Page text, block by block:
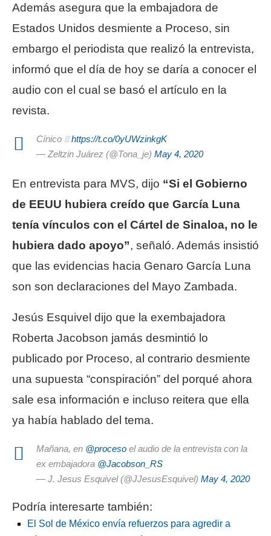
Además asegura que la embajadora de
Estados Unidos desmiente a Proceso, sin
embargo el periodista que realizó la entrevista,
informó que el día de hoy se daría a conocer el
audio con el cual se basó el artículo en la
revista.
Cínico ❕❕https://t.co/0yUWzinkgK
— Zeltzin Juárez (@Tona_je) May 4, 2020
En entrevista para MVS, dijo “Si el Gobierno
de EEUU hubiera creído que García Luna
tenía vínculos con el Cártel de Sinaloa, no le
hubiera dado apoyo”, señaló. Además insistió
que las evidencias hacia Genaro García Luna
son son declaraciones del Mayo Zambada.
Jesús Esquivel dijo que la exembajadora
Roberta Jacobson jamás desmintió lo
publicado por Proceso, al contrario desmiente
una supuesta “conspiración” del porqué ahora
sale esa información e incluso reitera que ella
ya había hablado del tema.
Mañana, en @proceso el audio de la entrevista con la
ex embajadora @Jacobson_RS
— J. Jesus Esquivel (@JJesusEsquivel) May 4, 2020
Podría interesarte también:
El Sol de México envía refuerzos para agredir a